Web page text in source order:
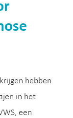
hebben
in het
een